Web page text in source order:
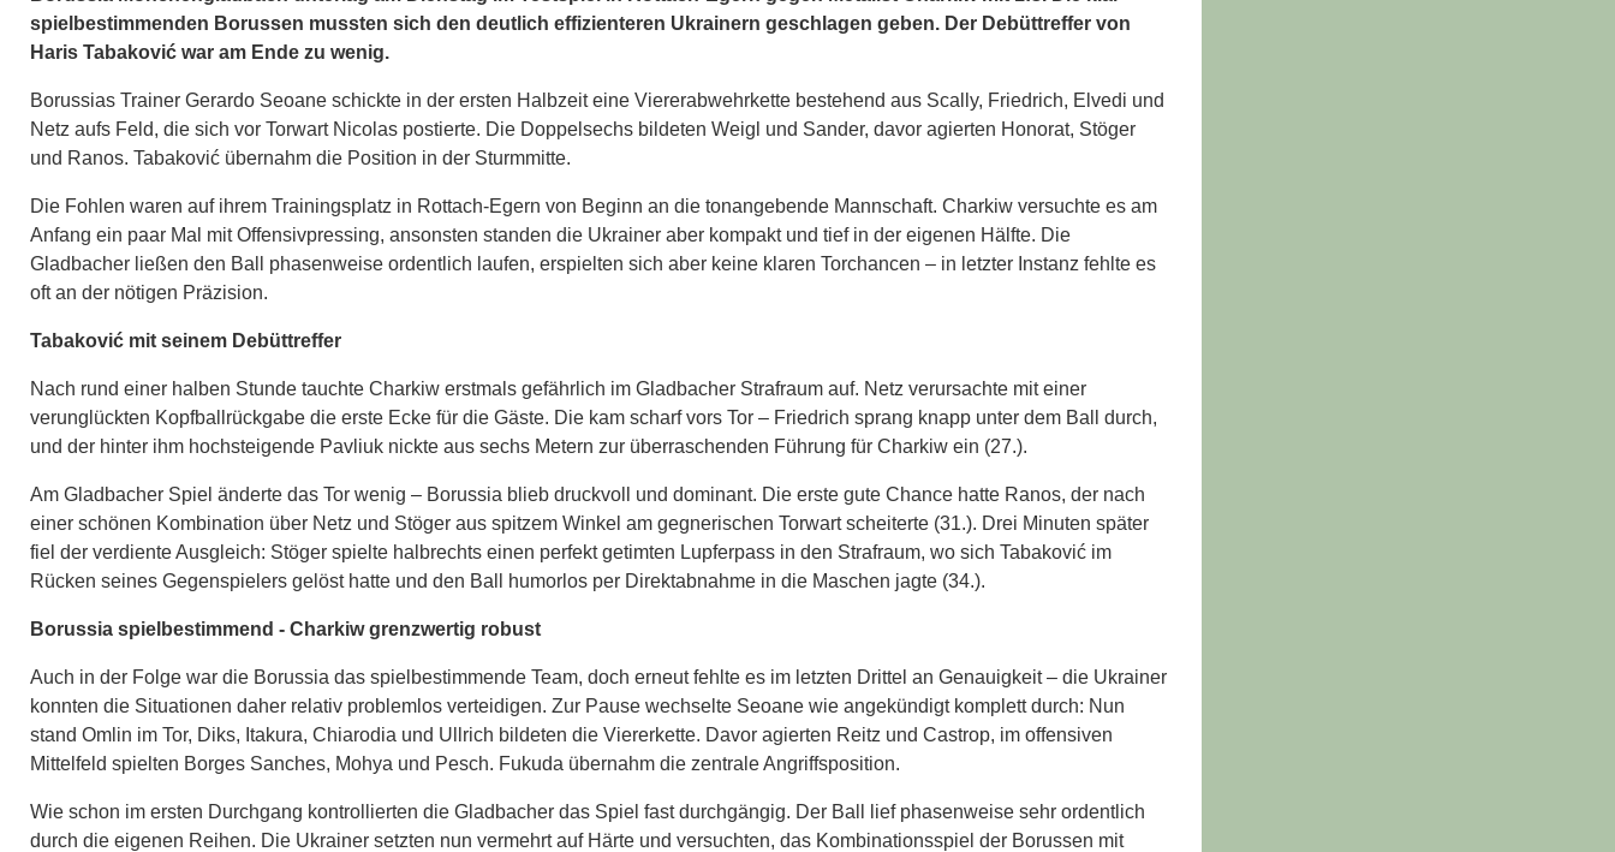
spielbestimmenden Borussen mussten sich den deutlich effizienteren Ukrainern geschlagen geben. Der Debüttreffer von
Haris Tabaković war am Ende zu wenig.
Borussias Trainer Gerardo Seoane schickte in der ersten Halbzeit eine Viererabwehrkette bestehend aus Scally, Friedrich, Elvedi und
Netz aufs Feld, die sich vor Torwart Nicolas postierte. Die Doppelsechs bildeten Weigl und Sander, davor agierten Honorat, Stöger
und Ranos. Tabaković übernahm die Position in der Sturmmitte.
Die Fohlen waren auf ihrem Trainingsplatz in Rottach-Egern von Beginn an die tonangebende Mannschaft. Charkiw versuchte es am
Anfang ein paar Mal mit Offensivpressing, ansonsten standen die Ukrainer aber kompakt und tief in der eigenen Hälfte. Die
Gladbacher ließen den Ball phasenweise ordentlich laufen, erspielten sich aber keine klaren Torchancen – in letzter Instanz fehlte es
oft an der nötigen Präzision.
Tabaković mit seinem Debüttreffer
Nach rund einer halben Stunde tauchte Charkiw erstmals gefährlich im Gladbacher Strafraum auf. Netz verursachte mit einer
verunglückten Kopfballrückgabe die erste Ecke für die Gäste. Die kam scharf vors Tor – Friedrich sprang knapp unter dem Ball durch,
und der hinter ihm hochsteigende Pavliuk nickte aus sechs Metern zur überraschenden Führung für Charkiw ein (27.).
Am Gladbacher Spiel änderte das Tor wenig – Borussia blieb druckvoll und dominant. Die erste gute Chance hatte Ranos, der nach
einer schönen Kombination über Netz und Stöger aus spitzem Winkel am gegnerischen Torwart scheiterte (31.). Drei Minuten später
fiel der verdiente Ausgleich: Stöger spielte halbrechts einen perfekt getimten Lupferpass in den Strafraum, wo sich Tabaković im
Rücken seines Gegenspielers gelöst hatte und den Ball humorlos per Direktabnahme in die Maschen jagte (34.).
Borussia spielbestimmend - Charkiw grenzwertig robust
Auch in der Folge war die Borussia das spielbestimmende Team, doch erneut fehlte es im letzten Drittel an Genauigkeit – die Ukrainer
konnten die Situationen daher relativ problemlos verteidigen. Zur Pause wechselte Seoane wie angekündigt komplett durch: Nun
stand Omlin im Tor, Diks, Itakura, Chiarodia und Ullrich bildeten die Viererkette. Davor agierten Reitz und Castrop, im offensiven
Mittelfeld spielten Borges Sanches, Mohya und Pesch. Fukuda übernahm die zentrale Angriffsposition.
Wie schon im ersten Durchgang kontrollierten die Gladbacher das Spiel fast durchgängig. Der Ball lief phasenweise sehr ordentlich
durch die eigenen Reihen. Die Ukrainer setzten nun vermehrt auf Härte und versuchten, das Kombinationsspiel der Borussen mit